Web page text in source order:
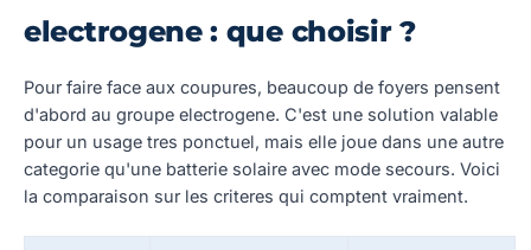
electrogene : que choisir ?
Pour faire face aux coupures, beaucoup de foyers pensent
d'abord au groupe electrogene. C'est une solution valable
pour un usage tres ponctuel, mais elle joue dans une autre
categorie qu'une batterie solaire avec mode secours. Voici
la comparaison sur les criteres qui comptent vraiment.